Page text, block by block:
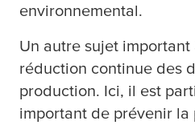
environnemental.
Un autre sujet
réduction continue des
production. Ici, il est
important de prévenir la